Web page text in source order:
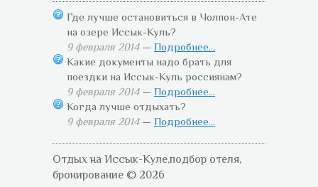
Где лучше остановиться в Чолпон-Ате
на озере Иссык-Куль?
9 февраля 2014— Подробнее...
Какие документы надо брать для
поездки на Иссык-Куль россиянам?
9 февраля 2014— Подробнее...
Когда лучше отдыхать?
9 февраля 2014— Подробнее...
Отдых на Иссык-Куле,подбор отеля,
бронирование © 2026